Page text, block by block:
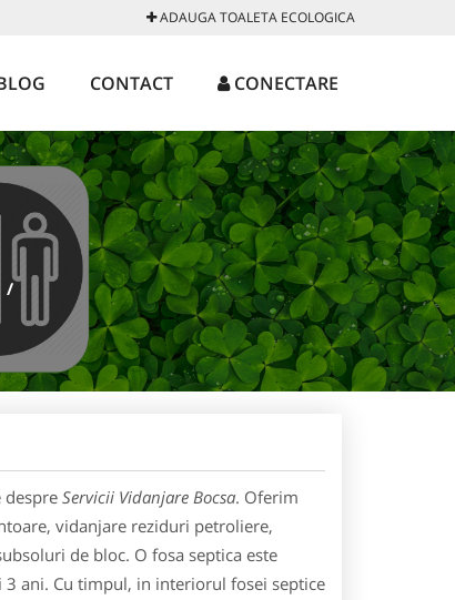
ADAUGA TOALETA ECOLOGICA
CONTACT CONECTARE
/
Servicii Vidanjare Bocsa. Oferim
vidanjare reziduri petroliere,
de bloc. O fosa septica este
ani. Cu timpul, in interiorul fosei septice